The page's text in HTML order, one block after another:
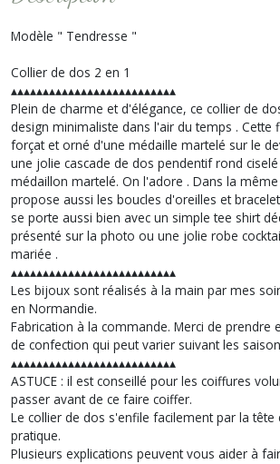
Modèle " Tendresse "
Collier de dos 2 en 1
▴▴▴▴▴▴▴▴▴▴▴▴▴▴▴▴▴▴▴▴▴▴▴▴▴▴
Plein de charme et d'élégance, ce collier de
design minimaliste dans l'air du temps . Cette
forçat et orné d'une médaille martelé sur le
une jolie cascade de dos pendentif rond
médaillon martelé. On l'adore . Dans la
propose aussi les boucles d'oreilles et
se porte aussi bien avec un simple tee shirt
présenté sur la photo ou une jolie robe
mariée .
▴▴▴▴▴▴▴▴▴▴▴▴▴▴▴▴▴▴▴▴▴▴▴▴▴▴
Les bijoux sont réalisés à la main par mes
en Normandie.
Fabrication à la commande. Merci de prendre
de confection qui peut varier suivant les
▴▴▴▴▴▴▴▴▴▴▴▴▴▴▴▴▴▴▴▴▴▴▴▴▴▴
ASTUCE : il est conseillé pour les coiffures
passer avant de ce faire coiffer.
Le collier de dos s'enfile facilement par la tête
pratique.
Plusieurs explications peuvent vous aider à